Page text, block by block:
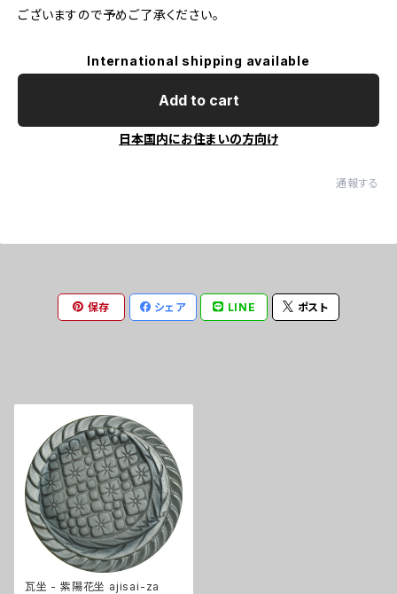
ございますので予めご了承ください。
International shipping available
Add to cart
日本国内にお住まいの方向け
通報する
保存 シェア LINE ポスト
瓦坐 - 紫陽花坐 ajisai-za